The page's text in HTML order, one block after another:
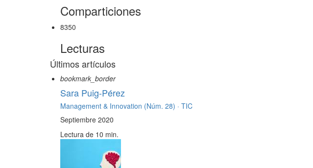
Comparticiones
8350
Lecturas
Últimos artículos
bookmark_border
Sara Puig-Pérez
Management & Innovation (Núm. 28) · TIC
Septiembre 2020
Lectura de 10 min.